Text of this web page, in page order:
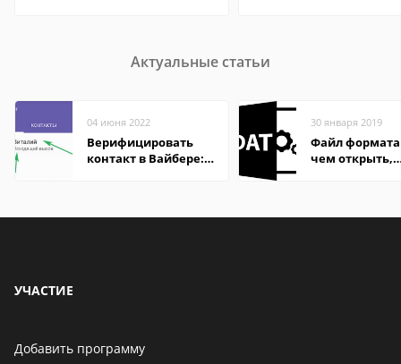
Актуальные статьи
04 июня 2022
Верифицировать
контакт в Вайбере:
30 января 2019
Файл формата
чем открыть,
УЧАСТИЕ
Добавить программу